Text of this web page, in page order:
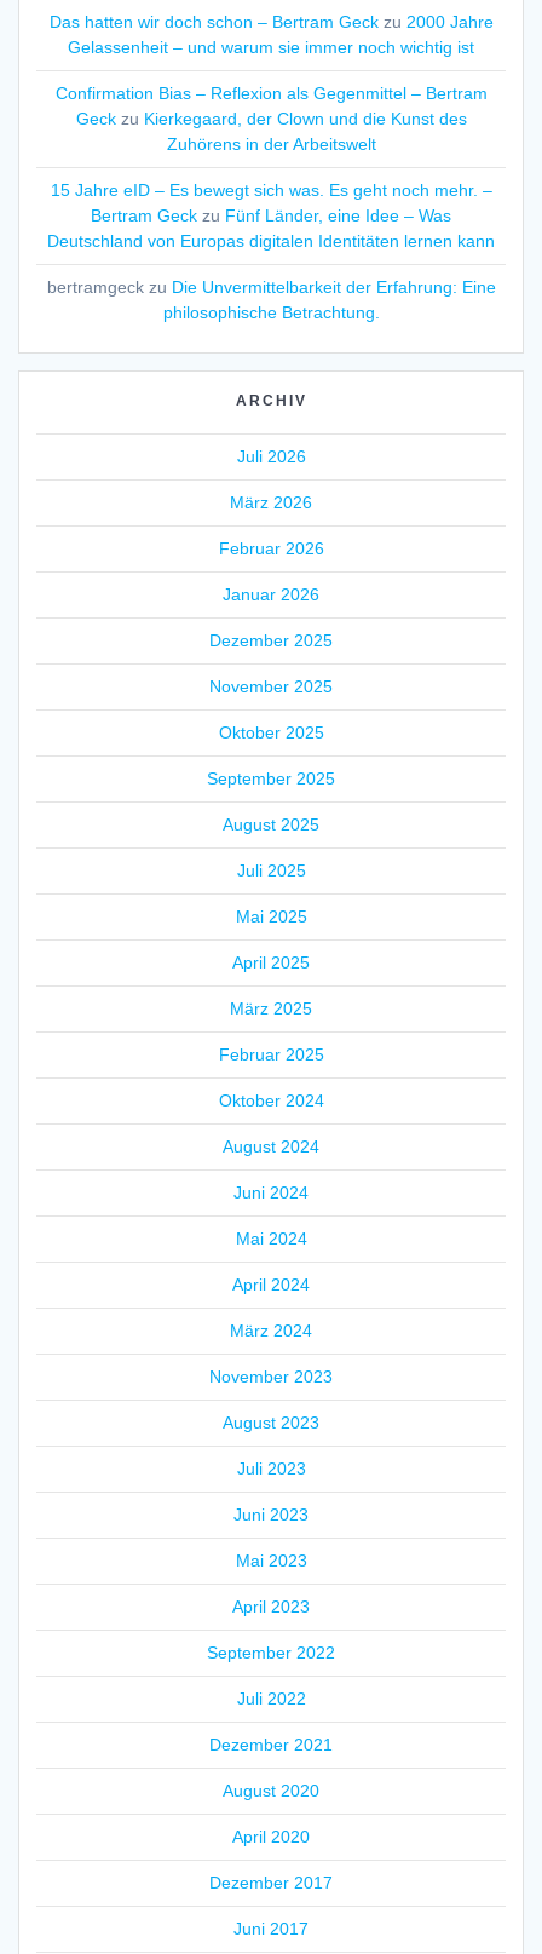
Das hatten wir doch schon – Bertram Geckzu 2000 Jahre
Gelassenheit – und warum sie immer noch wichtig ist
Confirmation Bias – Reflexion als Gegenmittel – Bertram
Geckzu Kierkegaard, der Clown und die Kunst des
Zuhörens in der Arbeitswelt
15 Jahre eID – Es bewegt sich was. Es geht noch mehr. –
Bertram Geck zu Fünf Länder, eine Idee – Was
Deutschland von Europas digitalen Identitäten lernen kann
bertramgeckzu Die Unvermittelbarkeit der Erfahrung: Eine
philosophische Betrachtung.
ARCHIV
Juli 2026
März 2026
Februar 2026
Januar 2026
Dezember 2025
November 2025
Oktober 2025
September 2025
August 2025
Juli 2025
Mai 2025
April 2025
März 2025
Februar 2025
Oktober 2024
August 2024
Juni 2024
Mai 2024
April 2024
März 2024
November 2023
August 2023
Juli 2023
Juni 2023
Mai 2023
April 2023
September 2022
Juli 2022
Dezember 2021
August 2020
April 2020
Dezember 2017
Juni 2017